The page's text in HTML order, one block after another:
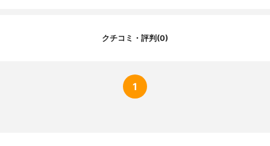
クチコミ・評判(0)
1